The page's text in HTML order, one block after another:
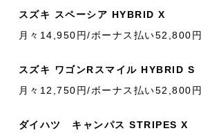
スズキ スペーシア HYBRID X
月々14,950円/ボーナス払い52,800円
スズキ ワゴンRスマイル HYBRID S
月々12,750円/ボーナス払い52,800円
ダイハツ キャンパス STRIPES X